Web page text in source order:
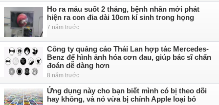
Ho ra máu suốt 2 tháng, bệnh nhân mới phát
hiện ra con đỉa dài 10cm kí sinh trong họng
7 năm trước
Công ty quảng cáo Thái Lan hợp tác Mercedes-
Benz để hình ảnh hóa cơn đau, giúp bác sĩ chẩn
đoán dễ dàng hơn
8 năm trước
Ứng dụng này cho bạn biết mình có bị theo dõi
hay không, và nó vừa bị chính Apple loại bỏ